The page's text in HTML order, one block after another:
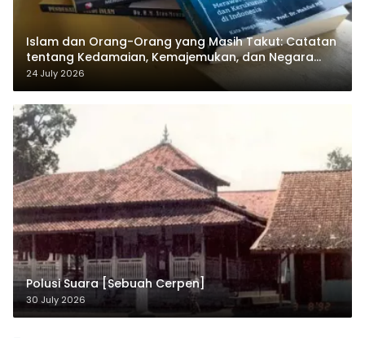
Islam dan Orang-Orang yang Masih Takut: Catatan
tentang Kedamaian, Kemajemukan, dan Negara
dalam Pemikiran Masykuri Abdillah
24 July 2026
Polusi Suara [Sebuah Cerpen]
30 July 2026